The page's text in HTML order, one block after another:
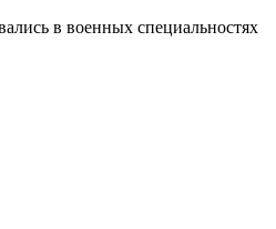
в военных специальностях